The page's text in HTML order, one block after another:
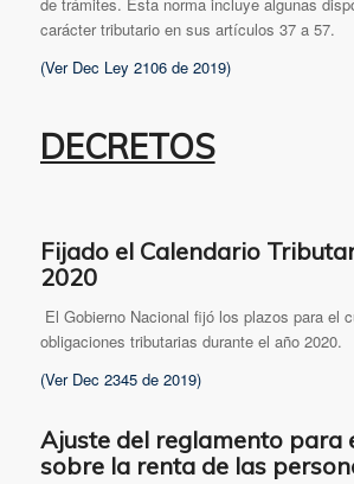
carácter tributario en sus artículos 37 a 57.
(Ver Dec Ley 2106 de 2019)
DECRETOS
Fijado el Calendario
2020
El Gobierno Nacional fijó los plazos para el
obligaciones tributarias durante el año 2020.
(Ver Dec 2345 de 2019)
Ajuste del reglamento para
sobre la renta de las